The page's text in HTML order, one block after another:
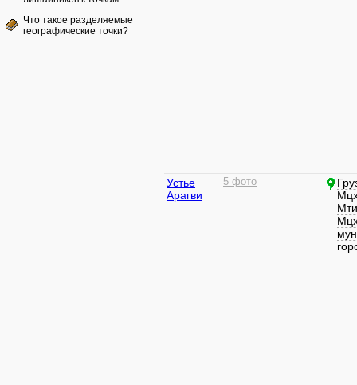
Что такое разделяемые
географические точки?
Устье
Арагви
5 фото